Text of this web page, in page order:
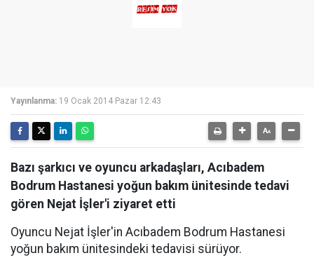
Yayınlanma: 19 Ocak 2014 Pazar 12:43
Bazı şarkıcı ve oyuncu arkadaşları, Acıbadem
Bodrum Hastanesi yoğun bakım ünitesinde tedavi
gören Nejat İşler'i ziyaret etti
Oyuncu Nejat İşler'in Acıbadem Bodrum Hastanesi
yoğun bakım ünitesindeki tedavisi sürüyor.